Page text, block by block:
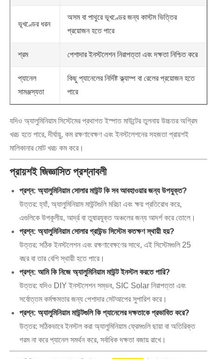
ভূখণ্ডের ধরন
অসম বা পাথুরে ভূখণ্ডের জন্য কাস্টম ভিত্তির
প্রয়োজন হতে পারে
শ্রম পেশাদার ইনস্টলেশন নিরাপত্তা এবং দক্ষতা নিশ্চিত করে
প্যানেল
সামঞ্জস্যতা
কিছু প্যানেলের নির্দিষ্ট ক্ল্যাম্প বা রেলের প্রয়োজন হতে
পারে
যদিও অ্যালুমিনিয়াম সিস্টেমের প্রথাগত ইস্পাত মাউন্টের তুলনায় উচ্চতর অগ্রিম
খরচ হতে পারে, দীর্ঘায়ু, কম রক্ষণাবেক্ষণ এবং ইনস্টলেশনের সহজতা প্রায়শই
মালিকানার মোট খরচ কম করে।
প্রায়শই জিজ্ঞাসিত প্রশ্নাবলী
প্রশ্ন: অ্যালুমিনিয়াম সোলার মাউন্ট কি সব আবহাওয়ার জন্য উপযুক্ত?
উত্তর: হ্যাঁ, অ্যালুমিনিয়াম মাউন্টগুলি মরিচা এবং ক্ষয় প্রতিরোধ করে,
এগুলিকে উপকূলীয়, আর্দ্র বা তুষারযুক্ত অঞ্চলের জন্য আদর্শ করে তোলে।
প্রশ্ন: অ্যালুমিনিয়াম সোলার গ্রাউন্ড সিস্টেম কতক্ষণ স্থায়ী হয়?
উত্তর: সঠিক ইনস্টলেশন এবং রক্ষণাবেক্ষণের সাথে, এই সিস্টেমগুলি 25
বছর বা তার বেশি স্থায়ী হতে পারে।
প্রশ্ন: আমি কি নিজে অ্যালুমিনিয়াম মাউন্ট ইনস্টল করতে পারি?
উত্তর: যদিও DIY ইনস্টলেশন সম্ভব, SIC Solar নিরাপত্তা এবং
সর্বোত্তম কর্মক্ষমতার জন্য পেশাদার সেটআপের সুপারিশ করে।
প্রশ্ন: অ্যালুমিনিয়াম মাউন্টগুলি কি প্যানেলের দক্ষতাকে প্রভাবিত করে?
উত্তর: সঠিকভাবে ইনস্টল করা অ্যালুমিনিয়াম ফ্রেমগুলি ছায়া বা অতিরিক্ত
গরম না করে প্যানেল সমর্থন করে, সর্বাধিক দক্ষতা বজায় রাখে।